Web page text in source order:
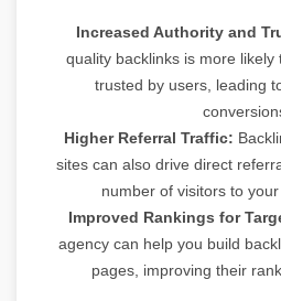
Increased Authority and
quality backlinks is more
trusted by users, leading
Higher Referral Traffic:
sites can also drive direct
number of visitors to
Improved Rankings for
agency can help you build
pages, improving their